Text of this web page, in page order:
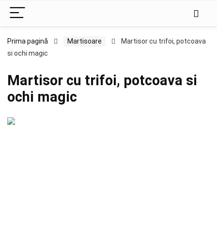
Prima pagină Martisoare
Martisor cu trifoi, potcoava
si ochi magic
Martisor cu trifoi, potcoava si
ochi magic